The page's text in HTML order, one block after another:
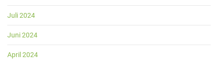
Juli 2024
Juni 2024
April 2024